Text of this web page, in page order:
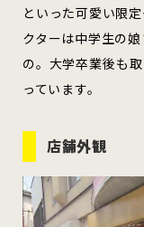
といった可愛い限
クターは中学生の
の。大学卒業後も
っています。
店舗外観